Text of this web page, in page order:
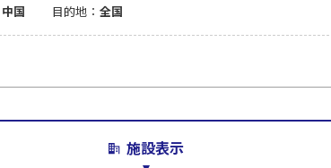
中国 目的地： 全国
施設表示